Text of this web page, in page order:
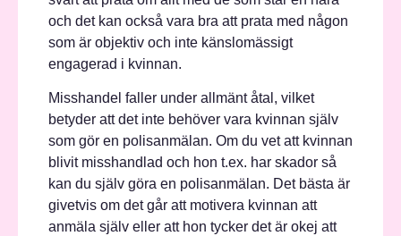
och det kan också vara bra att prata med någon
som är objektiv och inte känslomässigt
engagerad i kvinnan.
Misshandel faller under allmänt åtal, vilket
betyder att det inte behöver vara kvinnan själv
som gör en polisanmälan. Om du vet att kvinnan
blivit misshandlad och hon t.ex. har skador så
kan du själv göra en polisanmälan. Det bästa är
givetvis om det går att motivera kvinnan att
anmäla själv eller att hon tycker det är okej att